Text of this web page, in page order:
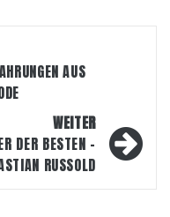
AUS
WEITER
DER BESTEN –
RUSSOLD